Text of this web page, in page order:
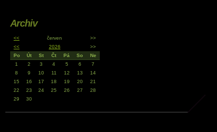
Archiv
<< červen
>>
<<
2026
>>
Po
Út St Čt Pá So
Ne
1
2 3 4 5 6
7
8
9 10 11 12 13
14
15
16 17 18 19 20
21
22
23 24 25 26 27
28
29
30